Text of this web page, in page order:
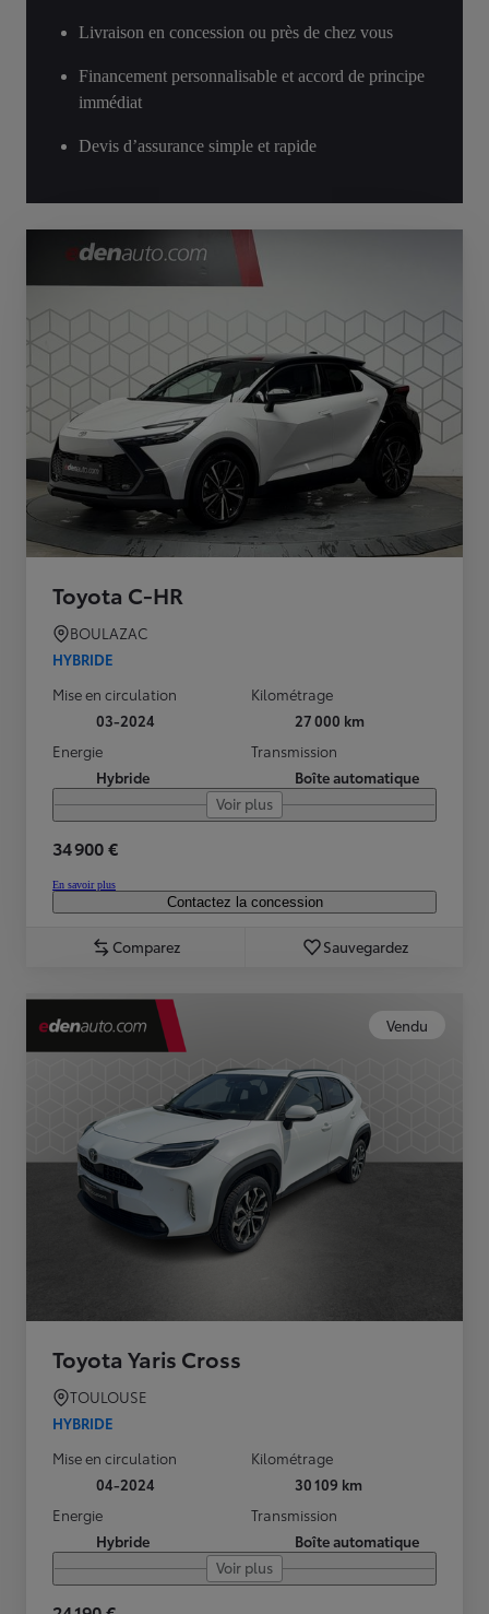
Livraison en concession ou près de chez vous
Financement personnalisable et accord de principe
immédiat
Devis d’assurance simple et rapide
Toyota C-HR
BOULAZAC
HYBRIDE
Mise en circulation
03-2024
Kilométrage
27 000 km
Energie
Hybride
Transmission
Boîte automatique
Voir plus
34 900 €
En savoir plus
Contactez la concession
Comparez Sauvegardez
Vendu
Toyota Yaris Cross
TOULOUSE
HYBRIDE
Mise en circulation
04-2024
Kilométrage
30 109 km
Energie
Hybride
Transmission
Boîte automatique
Voir plus